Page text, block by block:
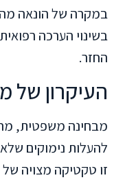
במקרה של הונאה
בשינוי הערכה
החזר.
העיקרון של
מבחינה משפטית,
להעלות נימוקים
זו טקטיקה מצויה